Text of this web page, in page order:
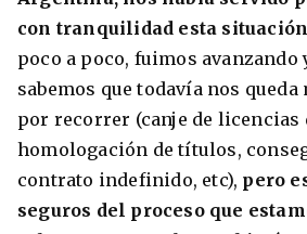
con tranquilidad esta
poco a poco, fuimos avanzando
sabemos que todavía nos
por recorrer (canje de licencias
homologación de títulos,
contrato indefinido, etc), pero
seguros del proceso que